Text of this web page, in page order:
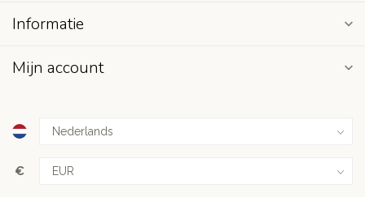
Informatie
Mijn account
€